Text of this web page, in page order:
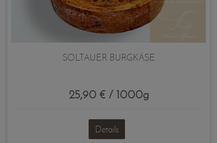
SOLTAUER BURGKÄSE
25,90 € / 1000g
Details